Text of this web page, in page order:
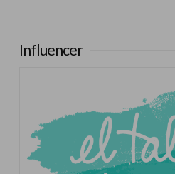
Influencer